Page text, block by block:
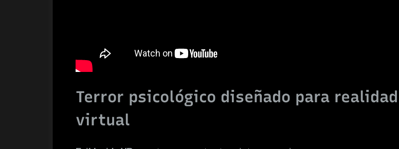
Terror psicológico diseñado para realidad
virtual